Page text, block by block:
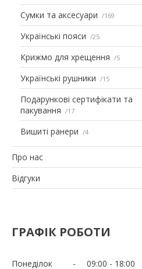
Сумки та аксесуари 169
Українські пояси 25
Крижмо для хрещення 5
Українські рушники 15
Подарункові сертифікати та
пакування
17
Вишиті ранери 4
Про нас
Відгуки
ГРАФІК РОБОТИ
Понеділок 09:00
18:00